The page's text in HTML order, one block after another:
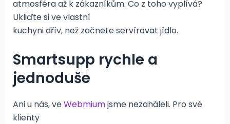
atmosféra až k zákazníkům. Co z toho vyplívá?
Ukliďte si ve vlastní
kuchyni dřív, než začnete servírovat jídlo.
Smartsupp rychle a
jednoduše
Ani u nás, veWebmiumjsme nezaháleli. Pro své
klienty